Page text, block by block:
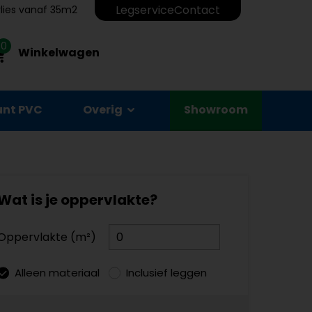
vanaf 35m2 LegserviceContact
0 Winkelwagen
PVC Overig Showroom
is je oppervlakte?
(m²)
Alleen materiaal Inclusief leggen